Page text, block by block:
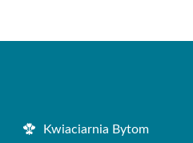
Kwiaciarnia Bytom